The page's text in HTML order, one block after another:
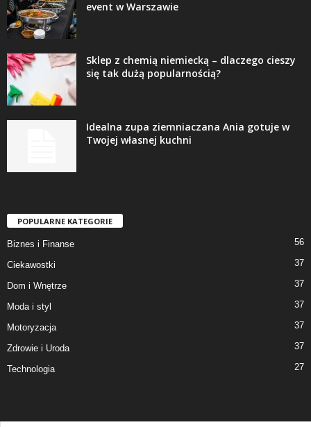
event w Warszawie
Sklep z chemią niemiecką – dlaczego cieszy
się tak dużą popularnością?
Idealna zupa ziemniaczana Ania gotuje w
Twojej własnej kuchni
POPULARNE KATEGORIE
Biznes i Finanse 56
Ciekawostki 37
Dom i Wnętrze 37
Moda i styl 37
Motoryzacja 37
Zdrowie i Uroda 37
Technologia 27